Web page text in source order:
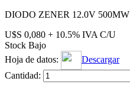
DIODO ZENER 12.0V 500MW
U$S 0,080 + 10.5% IVA C/U
Stock Bajo
Hoja de datos:
Descargar
Cantidad: